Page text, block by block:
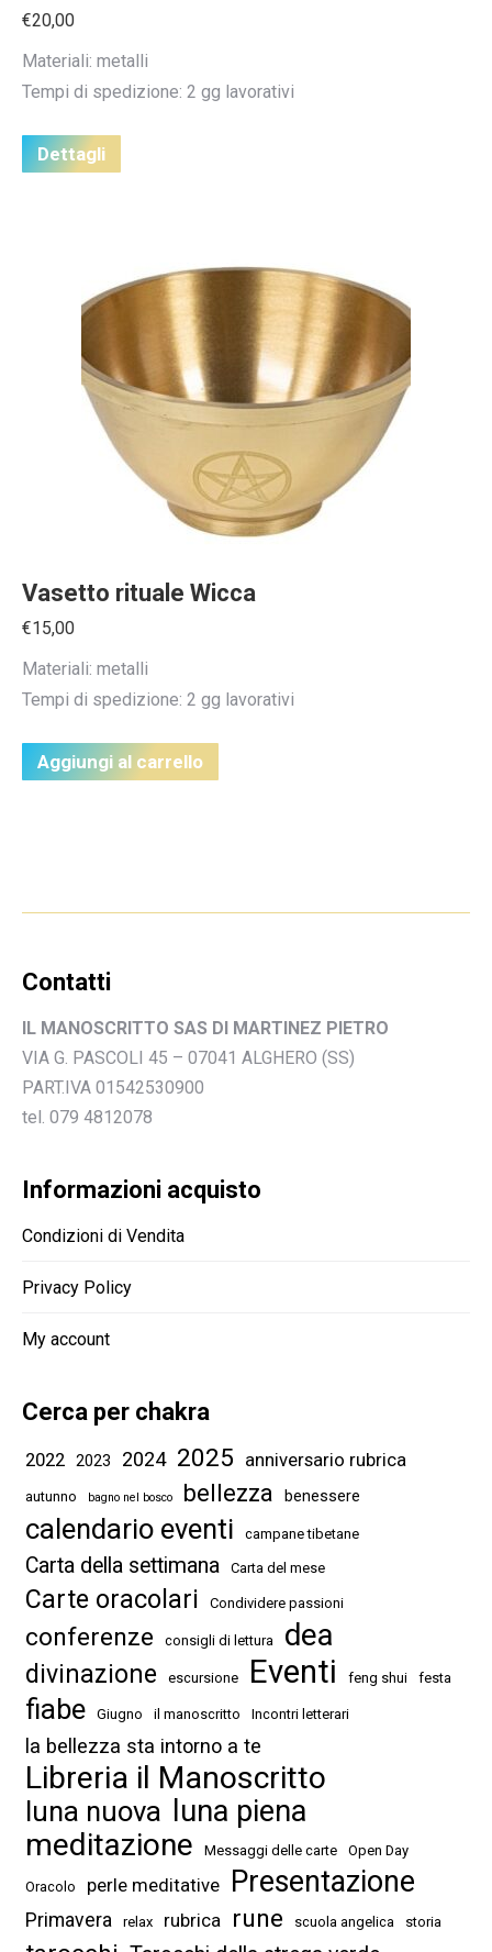
€20,00
Materiali: metalli
Tempi di spedizione: 2 gg lavorativi
Dettagli
Vasetto rituale Wicca
€15,00
Materiali: metalli
Tempi di spedizione: 2 gg lavorativi
Aggiungi al carrello
Contatti
IL MANOSCRITTO SAS DI MARTINEZ PIETRO
VIA G. PASCOLI 45 – 07041 ALGHERO (SS)
PART.IVA 01542530900
tel. 079 4812078
Informazioni acquisto
Condizioni di Vendita
Privacy Policy
My account
Cerca per chakra
2022 2023 2024 2025 anniversario rubrica
autunno bagno nel bosco bellezza benessere
calendario eventi campane tibetane
Carta della settimana Carta del mese
Carte oracolari Condividere passioni
conferenze consigli di lettura dea
divinazione escursione Eventi feng shui festa
fiabe Giugno il manoscritto Incontri letterari
la bellezza sta intorno a te
Libreria il Manoscritto
luna nuova luna piena
meditazione Messaggi delle carte Open Day
Oracolo perle meditative Presentazione
Primavera relax rubrica rune scuola angelica storia